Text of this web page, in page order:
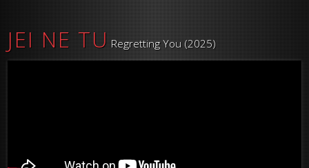
JEI NE TU Regretting You (2025)